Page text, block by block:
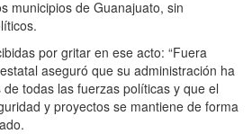
municipios de Guanajuato, sin
por gritar en ese acto: “Fuera
aseguró que su administración ha
todas las fuerzas políticas y que el
y proyectos se mantiene de forma